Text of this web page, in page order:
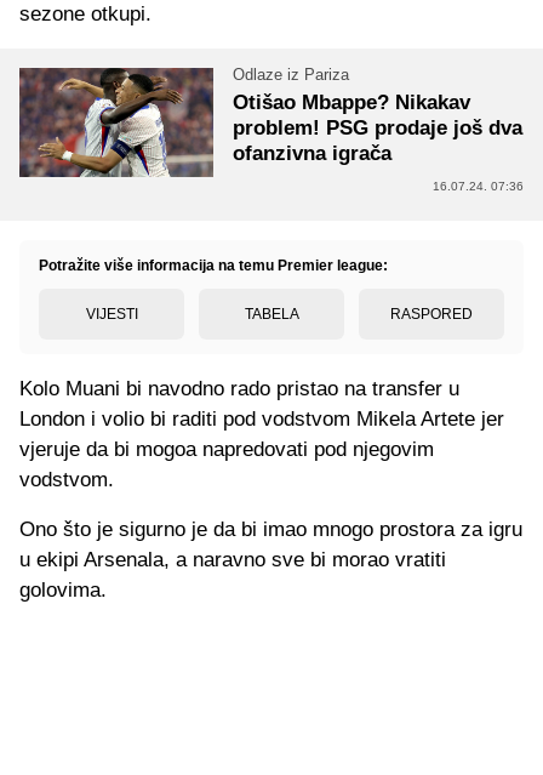
sezone otkupi.
Odlaze iz Pariza
Otišao Mbappe? Nikakav
problem! PSG prodaje još dva
ofanzivna igrača
16.07.24. 07:36
Potražite više informacija na temu Premier league:
VIJESTI TABELA RASPORED
Kolo Muani bi navodno rado pristao na transfer u
London i volio bi raditi pod vodstvom Mikela Artete jer
vjeruje da bi mogoa napredovati pod njegovim
vodstvom.
Ono što je sigurno je da bi imao mnogo prostora za igru
u ekipi Arsenala, a naravno sve bi morao vratiti
golovima.